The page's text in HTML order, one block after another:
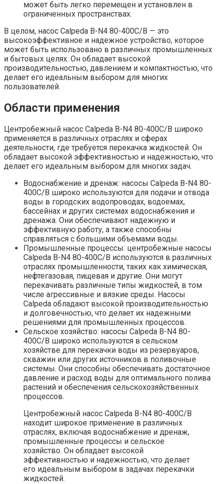
может быть легко перемещен и установлен в
ограниченных пространствах.
В целом, насос Calpeda B-N4 80-400C/B — это
высокоэффективное и надежное устройство, которое
может быть использовано в различных промышленных
и бытовых целях. Он обладает высокой
производительностью, давлением и компактностью, что
делает его идеальным выбором для многих
пользователей.
Области применения
Центробежный насос Calpeda B-N4 80-400C/B широко
применяется в различных отраслях и сферах
деятельности, где требуется перекачка жидкостей. Он
обладает высокой эффективностью и надежностью, что
делает его идеальным выбором для многих задач.
Водоснабжение и дренаж: насосы Calpeda B-N4 80-
400C/B широко используются для подачи и отвода
воды в городских водопроводах, водоемах,
бассейнах и других системах водоснабжения и
дренажа. Они обеспечивают надежную и
эффективную работу, а также способны
справляться с большими объемами воды.
Промышленные процессы: центробежные насосы
Calpeda B-N4 80-400C/B используются в различных
отраслях промышленности, таких как химическая,
нефтегазовая, пищевая и другие. Они могут
перекачивать различные типы жидкостей, в том
числе агрессивные и вязкие среды. Насосы
Calpeda обладают высокой производительностью
и долговечностью, что делает их надежными
решениями для промышленных процессов.
Сельское хозяйство: насосы Calpeda B-N4 80-
400C/B широко используются в сельском
хозяйстве для перекачки воды из резервуаров,
скважин или других источников в поливочные
системы. Они способны обеспечивать достаточное
давление и расход воды для оптимального полива
растений и обеспечения сельскохозяйственных
процессов.
Центробежный насос Calpeda B-N4 80-400C/B
находит широкое применение в различных
отраслях, включая водоснабжение и дренаж,
промышленные процессы и сельское
хозяйство. Он обладает высокой
эффективностью и надежностью, что делает
его идеальным выбором в задачах перекачки
жидкостей.